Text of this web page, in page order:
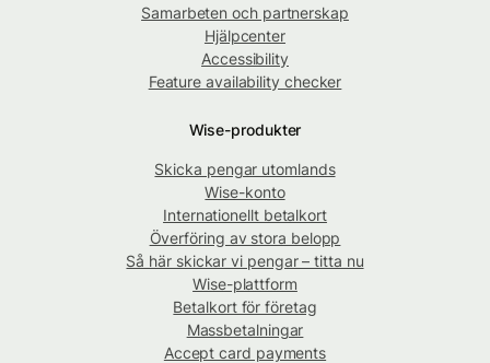
Samarbeten och partnerskap
Hjälpcenter
Accessibility
Feature availability checker
Wise-produkter
Skicka pengar utomlands
Wise-konto
Internationellt betalkort
Överföring av stora belopp
Så här skickar vi pengar – titta nu
Wise-plattform
Betalkort för företag
Massbetalningar
Accept card payments